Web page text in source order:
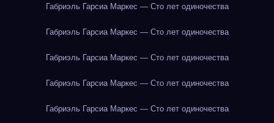
Габриэль Гарсиа Маркес — Сто лет одиночества
Габриэль Гарсиа Маркес — Сто лет одиночества
Габриэль Гарсиа Маркес — Сто лет одиночества
Габриэль Гарсиа Маркес — Сто лет одиночества
Габриэль Гарсиа Маркес — Сто лет одиночества